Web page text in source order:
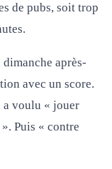
de pubs, soit trop
après-
avec un score.
a voulu « jouer
Puis « contre